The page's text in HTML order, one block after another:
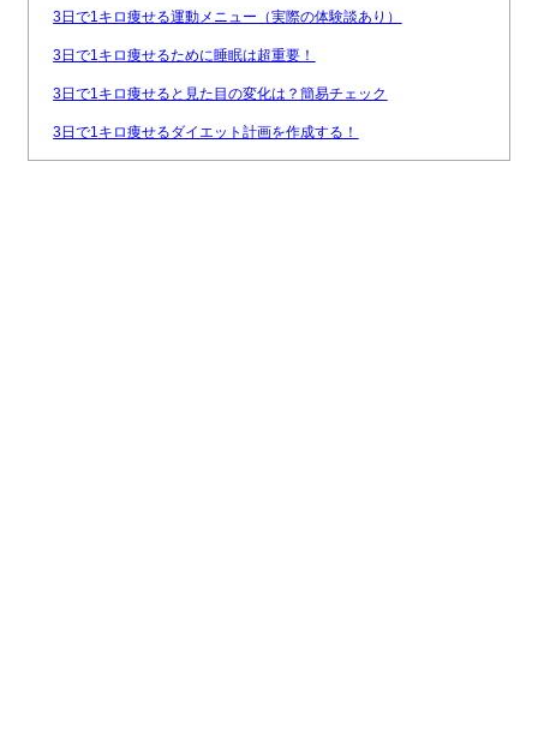
3日で1キロ痩せる運動メニュー（実際の体験談あり）
3日で1キロ痩せるために睡眠は超重要！
3日で1キロ痩せると見た目の変化は？簡易チェック
3日で1キロ痩せるダイエット計画を作成する！